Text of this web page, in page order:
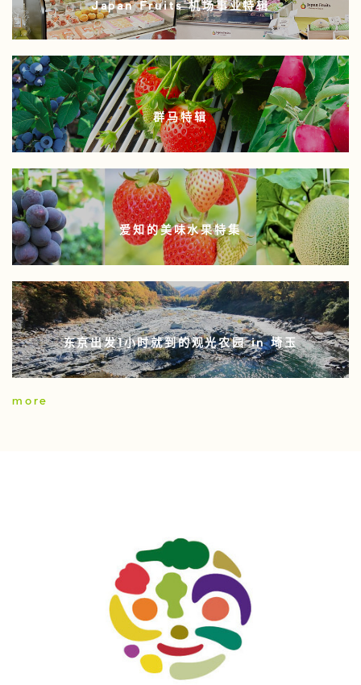
Japan Fruits 机场事业特辑
群马特辑
爱知的美味水果特集
东京出发1小时就到的观光农园 in 埼玉
more